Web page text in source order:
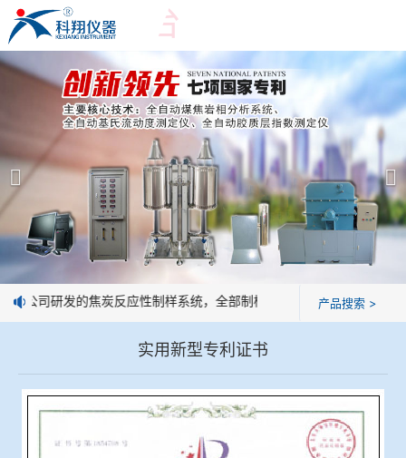
爱游戏平台
爱游戏平台
产品展示 ＞
爱游戏平台-爱游戏（中国）一站式服务平台
焦化行业检测及优化配煤设备
球团矿/烧结矿/块矿高温冶金性能检测系统
烧结/球团优化配矿研究设备
高炉配吹煤检测设备
公司简介
爱游戏平台
企业业绩
技术交流
标准下载
企业荣誉
我公司研发的焦炭反应性制样系统，全部制样过程机械化操作，没有
产品搜索 >
实用新型专利证书